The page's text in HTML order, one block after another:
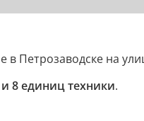
Петрозаводске на
8 единиц техники.